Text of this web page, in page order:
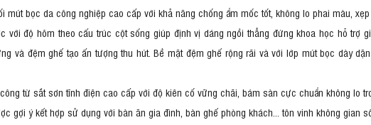
mút bọc da công nghiệp cao cấp với khả năng chống ẩm mốc tốt, không lo phai màu,
với độ hõm theo cấu trúc cột sống giúp định vị dáng ngồi thẳng đứng khoa học hỗ trợ
và đệm ghế tạo ấn tượng thu hút. Bề mặt đệm ghế rộng rãi và với lớp mút bọc dày
từ sắt sơn tĩnh điện cao cấp với độ kiên cố vững chãi, bám sàn cực chuẩn không lo
gợi ý kết hợp sử dụng với bàn ăn gia đình, bàn ghế phòng khách... tôn vinh không gian